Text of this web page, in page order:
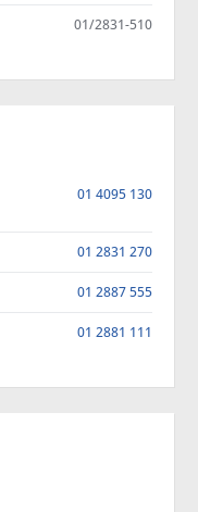
01/2831-510
01 4095 130
01 2831 270
01 2887 555
01 2881 111